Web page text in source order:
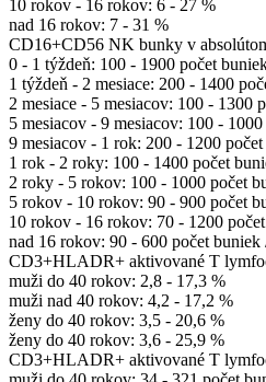
10 rokov - 16 rokov: 6 - 27 %
nad 16 rokov: 7 - 31 %
CD16+CD56 NK bunky v
0 - 1 týždeň: 100 - 1900 počet
1 týždeň - 2 mesiace: 200 - 1400
2 mesiace - 5 mesiacov: 100 - 1300
5 mesiacov - 9 mesiacov: 100 -
9 mesiacov - 1 rok: 200 - 1200
1 rok - 2 roky: 100 - 1400 počet
2 roky - 5 rokov: 100 - 1000 počet
5 rokov - 10 rokov: 90 - 900 počet
10 rokov - 16 rokov: 70 - 1200
nad 16 rokov: 90 - 600 počet buniek
CD3+HLADR+ aktivované T
muži do 40 rokov: 2,8 - 17,3 %
muži nad 40 rokov: 4,2 - 17,2 %
ženy do 40 rokov: 3,5 - 20,6 %
ženy do 40 rokov: 3,6 - 25,9 %
CD3+HLADR+ aktivované T